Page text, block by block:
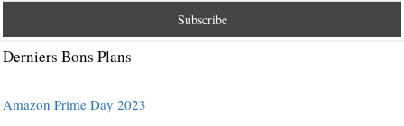
Derniers Bons Plans
Amazon Prime Day 2023